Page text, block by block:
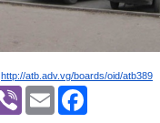
http://atb.adv.vg/boards/oid/atb389
Viber Email